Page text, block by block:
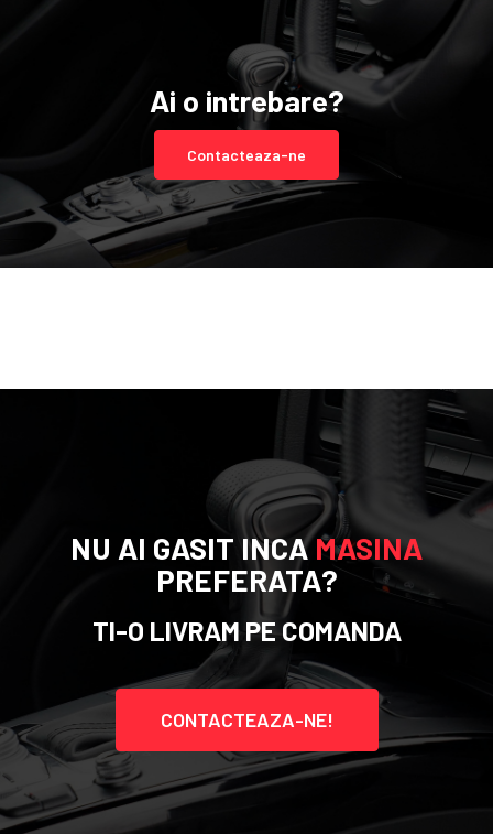
Ai o intrebare?
Contacteaza-ne
NU AI GASIT INCAMASINA
PREFERATA?
TI-O LIVRAM PE COMANDA
CONTACTEAZA-NE!